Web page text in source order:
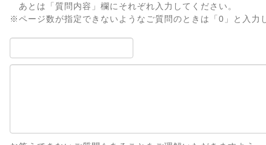
あとは「質問内容」欄にそれぞれ入力してください。
※ページ数が指定できないようなご質問のときは「0」と入力